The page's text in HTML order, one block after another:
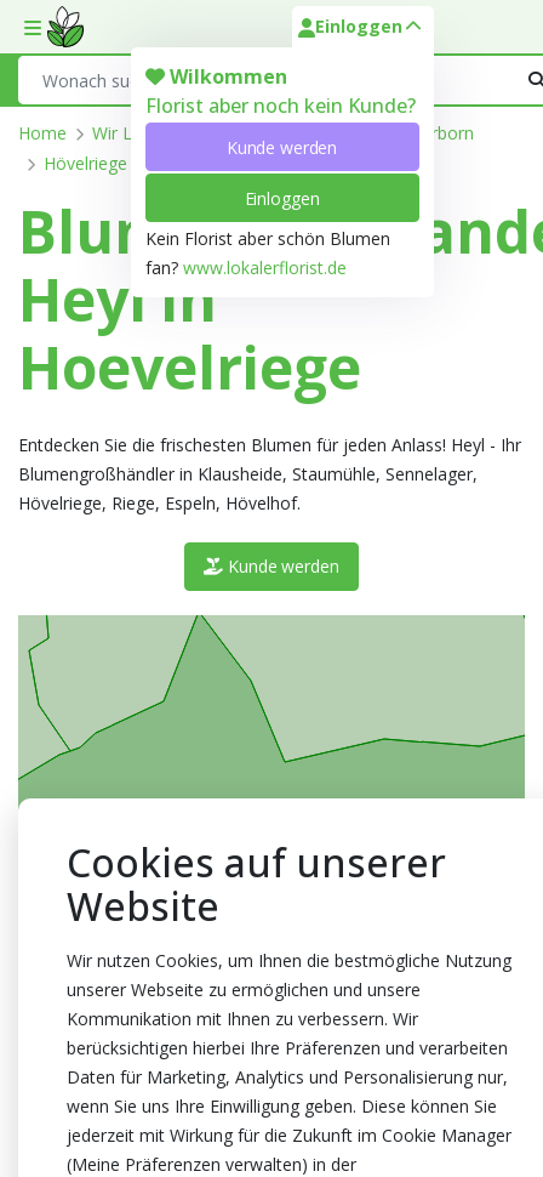
Toggle mobile menu
Einloggen
Wilkommen
Florist aber noch kein Kunde?
Kunde werden
Einloggen
Kein Florist aber schön Blumen
fan? www.lokalerflorist.de
Home Wir Liefern
Paderborn
Hövelriege
Heyl in
Hoevelriege
Entdecken Sie die frischesten Blumen für jeden Anlass! Heyl - Ihr
Blumengroßhändler in Klausheide, Staumühle, Sennelager,
Hövelriege, Riege, Espeln, Hövelhof.
Kunde werden
Cookies auf unserer
Website
Wir nutzen Cookies, um Ihnen die bestmögliche Nutzung
unserer Webseite zu ermöglichen und unsere
Kommunikation mit Ihnen zu verbessern. Wir
berücksichtigen hierbei Ihre Präferenzen und verarbeiten
Daten für Marketing, Analytics und Personalisierung nur,
wenn Sie uns Ihre Einwilligung geben. Diese können Sie
jederzeit mit Wirkung für die Zukunft im Cookie Manager
(Meine Präferenzen verwalten) in der